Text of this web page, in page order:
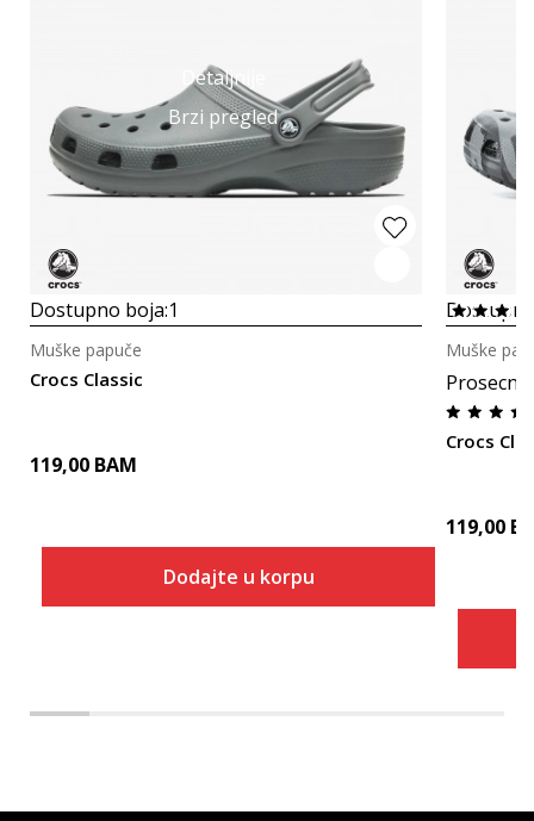
Detaljnije
Brzi pregled
Dostupno boja:1
Crocs Classic
Muške papuče
119,00 BAM
Dodajte u korpu
Crocs
Muške
119,00